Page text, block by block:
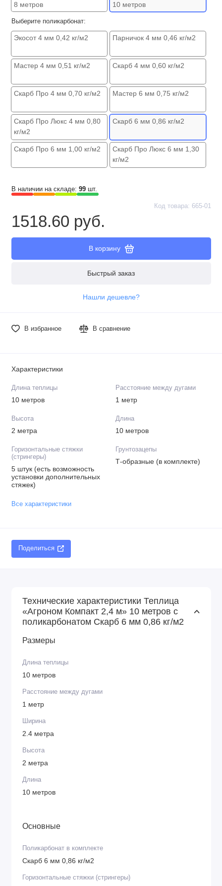
В наличии на складе: 99шт.
Код товара: 665-01
1518.60 руб.
В корзину
Быстрый заказ
Нашли дешевле?
В избранное В сравнение
8 метров 10 метров
Выберите поликарбонат:
Экосот 4 мм 0,42 кг/м2 Парничок 4 мм 0,46 кг/м2
Мастер 4 мм 0,51 кг/м2 Скарб 4 мм 0,60 кг/м2
Скарб Про 4 мм 0,70 кг/м2 Мастер 6 мм 0,75 кг/м2
Скарб Про Люкс 4 мм 0,80
кг/м2
Скарб 6 мм 0,86 кг/м2
Скарб Про 6 мм 1,00 кг/м2
Скарб Про Люкс 6 мм 1,30
кг/м2
Характеристики
Длина теплицы
10 метров
Расстояние между дугами
1 метр
Высота
2 метра
Длина
10 метров
Горизонтальные стяжки
(стрингеры)
5 штук (есть возможность
установки дополнительных
стяжек)
Грунтозацепы
Т-образные (в комплекте)
Все характеристики
Поделиться
Технические характеристики Теплица
«Агроном Компакт 2,4 м» 10 метров с
поликарбонатом Скарб 6 мм 0,86 кг/м2
Размеры
Длина теплицы
10 метров
Расстояние между дугами
1 метр
Ширина
2.4 метра
Высота
2 метра
Длина
10 метров
Основные
Поликарбонат в комплекте
Скарб 6 мм 0,86 кг/м2
Горизонтальные стяжки (стрингеры)